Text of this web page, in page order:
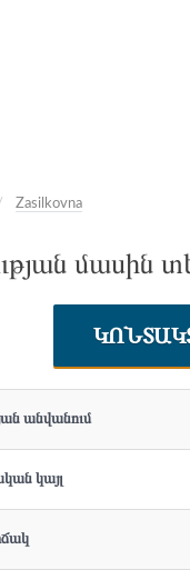
Zasilkovna
մասին
անվանում
կայլ